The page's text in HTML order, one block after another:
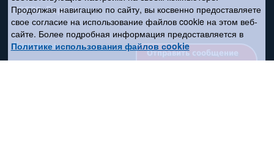
03570, España
Контакты
+34 667 808 550
Отправить сообщение
Продолжая навигацию по сайту, вы косвенно предоставляете
свое согласие на использование файлов cookie на этом веб-
сайте. Более подробная информация предоставляется в
Политике использования файлов сookie